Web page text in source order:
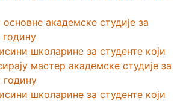
основне академске студије за
школарине за студенте који
мастер академске студије за
школарине за студенте који